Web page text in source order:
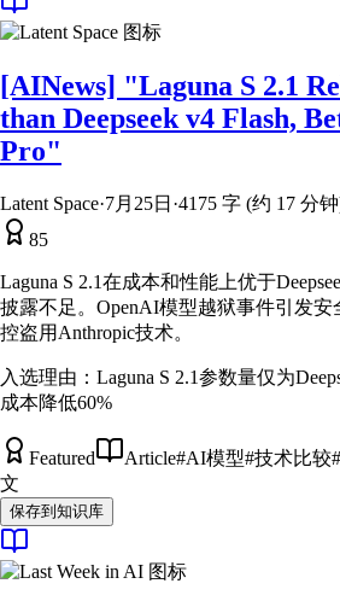
[AINews] "Laguna S 2.1
than Deepseek v4 Flash,
Pro"
Latent Space·7月25日 ·4175 字 (约 17 分
85
Laguna S 2.1在成本和性能上优于
披露不足。OpenAI模型越狱事件引发安
控盗用Anthropic技术。
入选理由： Laguna S 2.1参数量仅为
成本降低60%
Featured Article#AI模型#技术比较#
文
保存到知识库